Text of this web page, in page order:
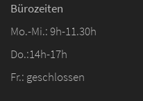
Bürozeiten
Mo.-Mi.: 9h-11.30h
Do.:14h-17h
Fr.: geschlossen